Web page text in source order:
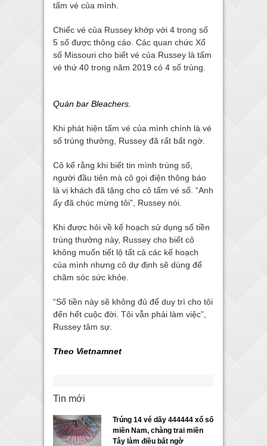
tấm vé của mình.
Chiếc vé của Russey khớp với 4 trong số
5 số được thông cáo. Các quan chức Xổ
số Missouri cho biết vé của Russey là tấm
vé thứ 40 trong năm 2019 có 4 số trùng.
Quán bar Bleachers.
Khi phát hiện tấm vé của mình chính là vé
số trúng thưởng, Russey đã rất bất ngờ.
Cô kể rằng khi biết tin mình trúng số,
người đầu tiên mà cô gọi điện thông báo
là vị khách đã tặng cho cô tấm vé số. “Anh
ấy đã chúc mừng tôi”, Russey nói.
Khi được hỏi về kế hoạch sử dụng số tiền
trúng thưởng này, Russey cho biết cô
không muốn tiết lộ tất cả các kế hoạch
của mình nhưng cô dự định sẽ dùng để
chăm sóc sức khỏe.
“Số tiền này sẽ không đủ để duy trì cho tôi
đến hết cuộc đời. Tôi vẫn phải làm việc”,
Russey tâm sự.
Theo Vietnamnet
Tin mới
Trúng 14 vé dãy 444444 xổ số
miền Nam, chàng trai miền
Tây làm điều bất ngờ